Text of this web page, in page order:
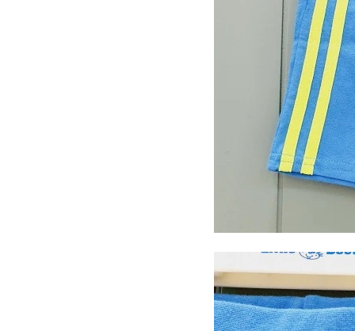
사
장바구니에 상품이
다른 고객들이 구매
리틀밥독, 이 상품은